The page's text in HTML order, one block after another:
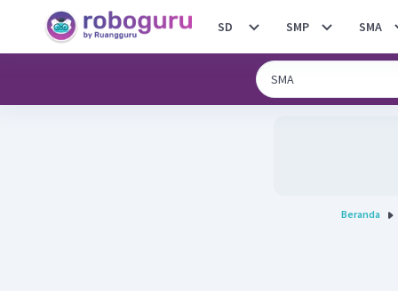
SD SMP SMA
Beranda